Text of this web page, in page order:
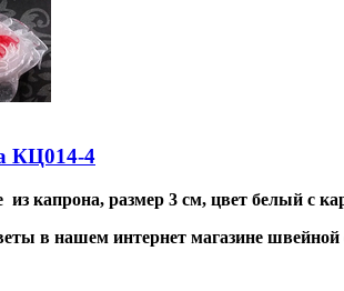
КЦ014-4
из капрона, размер 3 см, цвет белый с
в нашем интернет магазине